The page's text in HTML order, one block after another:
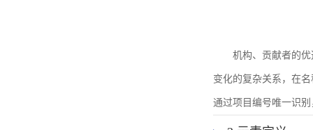
机构、贡献者的
变化的复杂关系，在
通过项目编号唯一识